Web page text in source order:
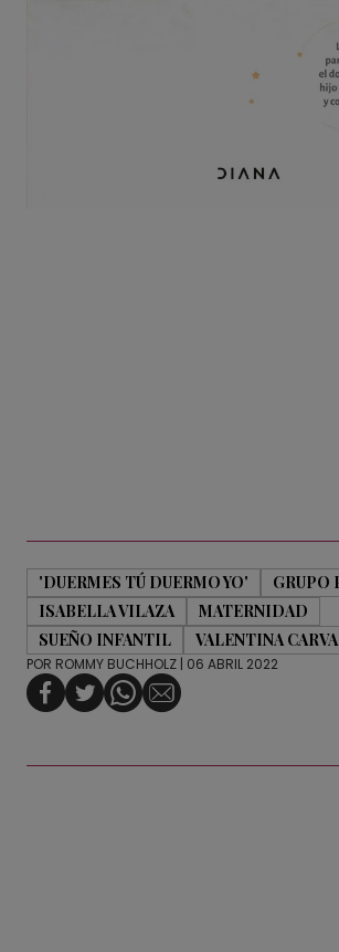
'DUERMES TÚ DUERMO YO'
GRUPO
ISABELLA VILAZA
MATERNIDAD
SUEÑO INFANTIL
VALENTINA
POR ROMMY BUCHHOLZ | 06 ABRIL 2022